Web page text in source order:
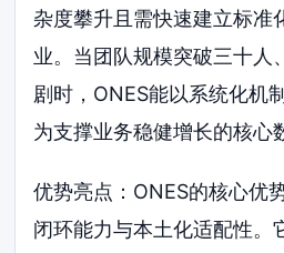
杂度攀升且需快速建立标准
业。当团队规模突破三十人
剧时，ONES能以系统化机
为支撑业务稳健增长的核心
优势亮点：ONES的核心优
闭环能力与本土化适配性。